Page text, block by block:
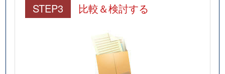
STEP3 比較＆検討する